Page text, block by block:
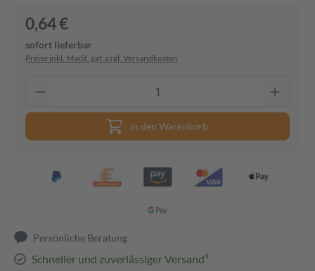
0,64 €
sofort lieferbar
Preise inkl. MwSt. ggf. zzgl. Versandkosten
In den Warenkorb
Persönliche Beratung
Schneller und zuverlässiger Versand³